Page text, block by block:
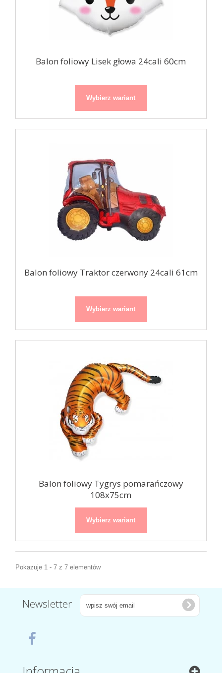
Balon foliowy Lisek głowa 24cali 60cm
Wybierz wariant
Balon foliowy Traktor czerwony 24cali 61cm
Wybierz wariant
Balon foliowy Tygrys pomarańczowy
108x75cm
Wybierz wariant
Pokazuje 1 - 7 z 7 elementów
Newsletter